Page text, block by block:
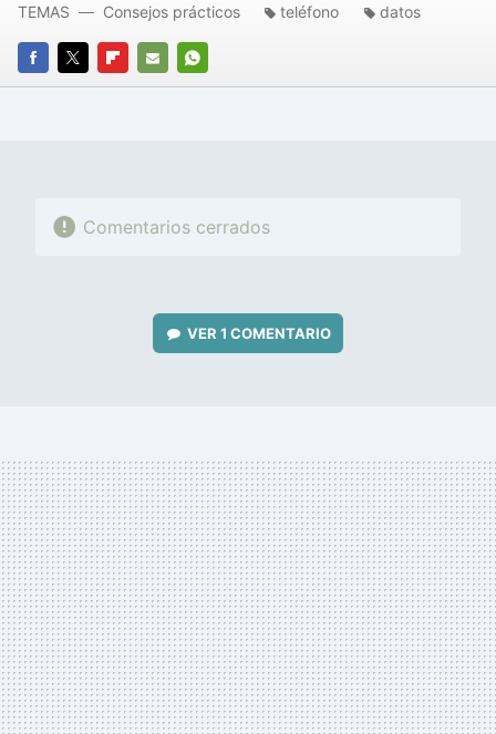
FACEBOOK
TWITTERFLIPBOARD
E-
WHATSAPP
TEMAS Consejos prácticos teléfono datos
Comentarios cerrados
VER 1 COMENTARIO